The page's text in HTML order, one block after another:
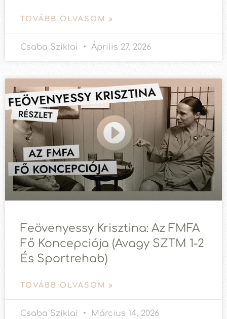
TOVÁBB OLVASOM »
Csaba Sziklai Április 27, 2026
Feövenyessy Krisztina: Az FMFA
Fő Koncepciója (avagy SZTM 1-2
És Sportrehab)
TOVÁBB OLVASOM »
Csaba Sziklai Március 14, 2026